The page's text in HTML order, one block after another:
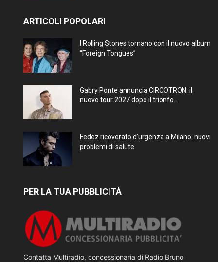
ARTICOLI POPOLARI
I Rolling Stones tornano con il nuovo album
“Foreign Tongues”
Gabry Ponte annuncia CIRCOTRON: il
nuovo tour 2027 dopo il trionfo...
Fedez ricoverato d’urgenza a Milano: nuovi
problemi di salute
PER LA TUA PUBBLICITÀ
Contatta Multiradio, concessionaria di Radio Bruno